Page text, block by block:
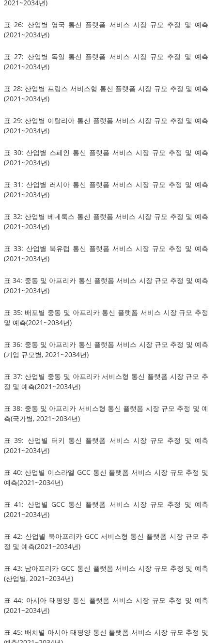
2021~2034년)
표 26: 산업별 영국 통신 플랫폼 서비스 시장 규모 추정 및 예측
(2021~2034년)
표 27: 산업별 독일 통신 플랫폼 서비스 시장 규모 추정 및 예측
(2021~2034년)
표 28: 산업별 프랑스 서비스형 통신 플랫폼 시장 규모 추정 및 예측
(2021~2034년)
표 29: 산업별 이탈리아 통신 플랫폼 서비스 시장 규모 추정 및 예측
(2021~2034년)
표 30: 산업별 스페인 통신 플랫폼 서비스 시장 규모 추정 및 예측
(2021~2034년)
표 31: 산업별 러시아 통신 플랫폼 서비스 시장 규모 추정 및 예측
(2021~2034년)
표 32: 산업별 베네룩스 통신 플랫폼 서비스 시장 규모 추정 및 예측
(2021~2034년)
표 33: 산업별 북유럽 통신 플랫폼 서비스 시장 규모 추정 및 예측
(2021~2034년)
표 34: 중동 및 아프리카 통신 플랫폼 서비스 시장 규모 추정 및 예측
(2021~2034년)
표 35: 배포별 중동 및 아프리카 통신 플랫폼 서비스 시장 규모 추정
및 예측(2021~2034년)
표 36: 중동 및 아프리카 통신 플랫폼 서비스 시장 규모 추정 및 예측
(기업 규모별, 2021~2034년)
표 37: 산업별 중동 및 아프리카 서비스형 통신 플랫폼 시장 규모 추
정 및 예측(2021~2034년)
표 38: 중동 및 아프리카 서비스형 통신 플랫폼 시장 규모 추정 및 예
측(국가별, 2021~2034년)
표 39: 산업별 터키 통신 플랫폼 서비스 시장 규모 추정 및 예측
(2021~2034년)
표 40: 산업별 이스라엘 GCC 통신 플랫폼 서비스 시장 규모 추정 및
예측(2021~2034년)
표 41: 산업별 GCC 통신 플랫폼 서비스 시장 규모 추정 및 예측
(2021~2034년)
표 42: 산업별 북아프리카 GCC 서비스형 통신 플랫폼 시장 규모 추
정 및 예측(2021~2034년)
표 43: 남아프리카 GCC 통신 플랫폼 서비스 시장 규모 추정 및 예측
(산업별, 2021~2034년)
표 44: 아시아 태평양 통신 플랫폼 서비스 시장 규모 추정 및 예측
(2021~2034년)
표 45: 배치별 아시아 태평양 통신 플랫폼 서비스 시장 규모 추정 및